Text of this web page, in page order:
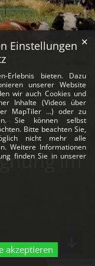
Einstellungen
Erlebnis bieten. Dazu
unserer Website
wir auch Cookies und
Inhalte (Videos über
MapTiler ...) oder zu
Sie können selbst
Bitte beachten Sie,
nicht mehr alle
Weitere Informationen
finden Sie in unserer
akzeptieren
✕
im